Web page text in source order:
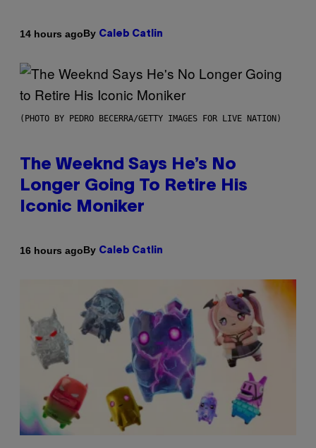
14 hours agoBy Caleb Catlin
(PHOTO BY PEDRO BECERRA/GETTY IMAGES FOR LIVE NATION)
The Weeknd Says He’s No
Longer Going To Retire His
Iconic Moniker
16 hours agoBy Caleb Catlin